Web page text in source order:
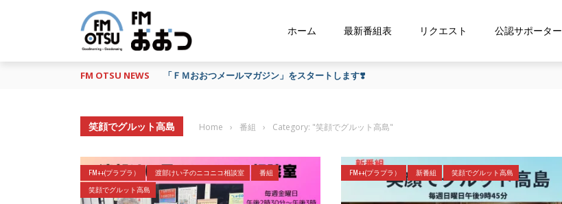
ホーム 最新番組表 リクエスト 公認サポーター
FM OTSU NEWS 「ＦＭおおつメールマガジン」をスタートします❣️
笑顔でグルット高島 Home › 番組 › Category: "笑顔でグルット高島"
FM++(プラプラ） 渡部けい子のニコニコ相談室
番組
笑顔でグルット高島
FM++(プラプラ） 新番組 笑顔でグルット高島